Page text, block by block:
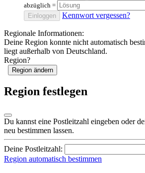
abzüglich =
Einloggen
Kennwort vergessen?
Regionale Informationen:
Deine Region konnte nicht automatisch
liegt außerhalb von Deutschland.
Region?
Region ändern
Region festlegen
Du kannst eine Postleitzahl eingeben oder
neu bestimmen lassen.
Deine Postleitzahl:
Region automatisch bestimmen